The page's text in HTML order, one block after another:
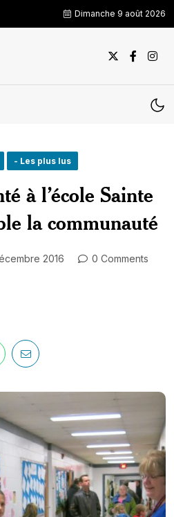
Dimanche 9 août 2026
- Les plus lus
à l’école Sainte
la communauté
2016
0 Comments